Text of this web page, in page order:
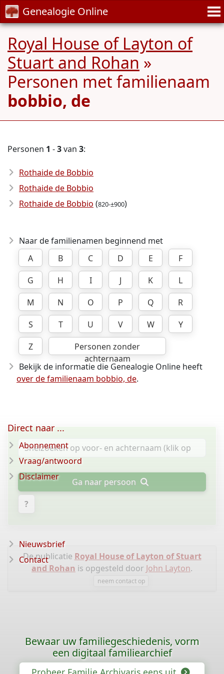
Genealogie Online
Royal House of Layton of
Stuart and Rohan »
Personen met familienaam
bobbio, de
Personen 1 -3van 3:
Rothaide de Bobbio
Rothaide de Bobbio
Rothaide de Bobbio (820-±900)
Naar de familienamen beginnend met
A
B C D E
F
G
H I J K
L
M
N O P Q
R
S
T U V W
Y
Z
Personen zonder
achternaam
Bekijk de informatie die Genealogie Online heeft
over de familienaam bobbio, de.
Ga naar persoon
?
De publicatie Royal House of Layton of Stuart
and Rohan is opgesteld door John Layton.
neem contact op
Direct naar ...
Abonnement
Vraag/antwoord
Disclaimer
Nieuwsbrief
Contact
Bewaar uw familiegeschiedenis, vorm
een digitaal familiearchief